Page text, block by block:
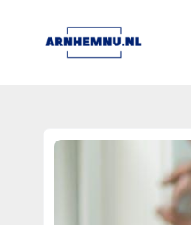
arnhemnu.nl